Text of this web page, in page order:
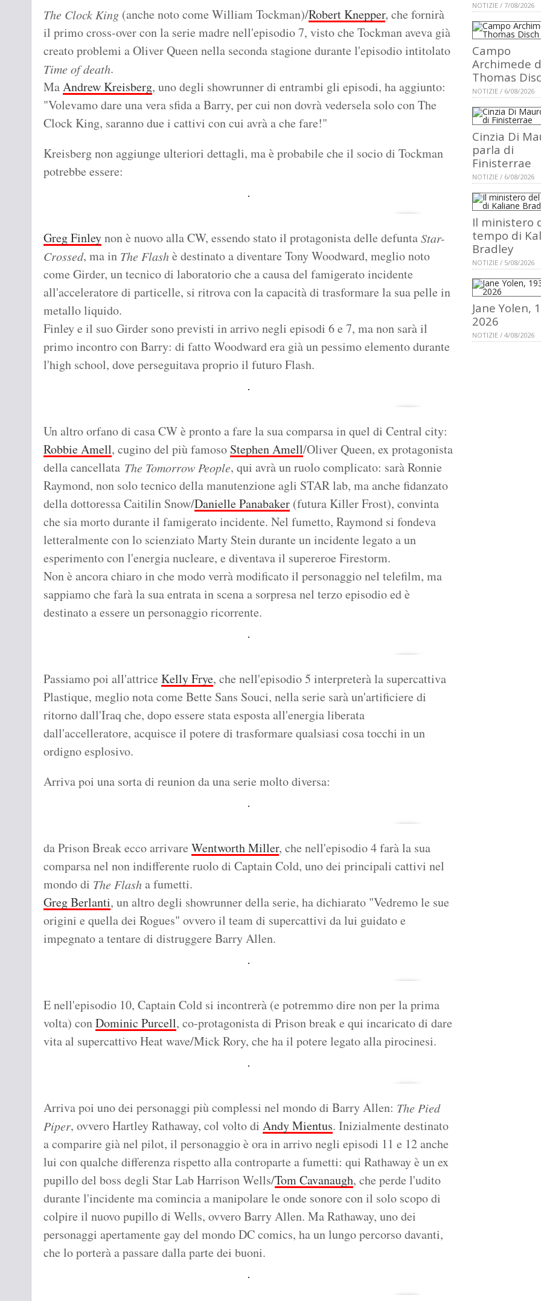
The Clock King (anche noto come William Tockman)/Robert Knepper, che fornirà
il primo cross-over con la serie madre nell'episodio 7, visto che Tockman aveva già
creato problemi a Oliver Queen nella seconda stagione durante l'episodio intitolato
Time of death.
MaAndrew Kreisberg, uno degli showrunner di entrambi gli episodi, ha aggiunto:
"Volevamo dare una vera sfida a Barry, per cui non dovrà vedersela solo con The
Clock King, saranno due i cattivi con cui avrà a che fare!"
Kreisberg non aggiunge ulteriori dettagli, ma è probabile che il socio di Tockman
potrebbe essere:
Greg Finleynon è nuovo alla CW, essendo stato il protagonista delle defuntaStar-
Crossed, ma in The Flashè destinato a diventare Tony Woodward, meglio noto
come Girder, un tecnico di laboratorio che a causa del famigerato incidente
all'acceleratore di particelle, si ritrova con la capacità di trasformare la sua pelle in
metallo liquido.
Finley e il suo Girder sono previsti in arrivo negli episodi 6 e 7, ma non sarà il
primo incontro con Barry: di fatto Woodward era già un pessimo elemento durante
l'high school, dove perseguitava proprio il futuro Flash.
Un altro orfano di casa CW è pronto a fare la sua comparsa in quel di Central city:
Robbie Amell, cugino del più famoso Stephen Amell/Oliver Queen, ex protagonista
della cancellata The Tomorrow People, qui avrà un ruolo complicato: sarà Ronnie
Raymond, non solo tecnico della manutenzione agli STAR lab, ma anche fidanzato
della dottoressa Caitilin Snow/Danielle Panabaker (futura Killer Frost), convinta
che sia morto durante il famigerato incidente. Nel fumetto, Raymond si fondeva
letteralmente con lo scienziato Marty Stein durante un incidente legato a un
esperimento con l'energia nucleare, e diventava il supereroe Firestorm.
Non è ancora chiaro in che modo verrà modificato il personaggio nel telefilm, ma
sappiamo che farà la sua entrata in scena a sorpresa nel terzo episodio ed è
destinato a essere un personaggio ricorrente.
Passiamo poi all'attrice Kelly Frye, che nell'episodio 5 interpreterà la supercattiva
Plastique, meglio nota come Bette Sans Souci, nella serie sarà un'artificiere di
ritorno dall'Iraq che, dopo essere stata esposta all'energia liberata
dall'accelleratore, acquisce il potere di trasformare qualsiasi cosa tocchi in un
ordigno esplosivo.
Arriva poi una sorta di reunion da una serie molto diversa:
da Prison Break ecco arrivare Wentworth Miller, che nell'episodio 4 farà la sua
comparsa nel non indifferente ruolo di Captain Cold, uno dei principali cattivi nel
mondo di The Flasha fumetti.
Greg Berlanti, un altro degli showrunner della serie, ha dichiarato "Vedremo le sue
origini e quella dei Rogues" ovvero il team di supercattivi da lui guidato e
impegnato a tentare di distruggere Barry Allen.
E nell'episodio 10, Captain Cold si incontrerà (e potremmo dire non per la prima
volta) conDominic Purcell, co-protagonista di Prison break e qui incaricato di dare
vita al supercattivo Heat wave/Mick Rory, che ha il potere legato alla pirocinesi.
Arriva poi uno dei personaggi più complessi nel mondo di Barry Allen: The Pied
Piper, ovvero Hartley Rathaway, col volto di Andy Mientus. Inizialmente destinato
a comparire già nel pilot, il personaggio è ora in arrivo negli episodi 11 e 12 anche
lui con qualche differenza rispetto alla controparte a fumetti: qui Rathaway è un ex
pupillo del boss degli Star Lab Harrison Wells/Tom Cavanaugh, che perde l'udito
durante l'incidente ma comincia a manipolare le onde sonore con il solo scopo di
colpire il nuovo pupillo di Wells, ovvero Barry Allen. Ma Rathaway, uno dei
personaggi apertamente gay del mondo DC comics, ha un lungo percorso davanti,
che lo porterà a passare dalla parte dei buoni.
NOTIZIE / 7/08/2026
Campo
Archimede
Thomas
NOTIZIE / 6/08/2026
Cinzia Di
parla di
Finisterrae
NOTIZIE / 6/08/2026
Il ministero
tempo di
Bradley
NOTIZIE / 5/08/2026
Jane Yolen,
2026
NOTIZIE / 4/08/2026